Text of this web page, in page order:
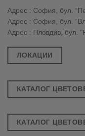
Адрес : София, бул.
Адрес : София, бул.
Адрес : Пловдив, бул.
ЛОКАЦИИ
КАТАЛОГ
КАТАЛОГ